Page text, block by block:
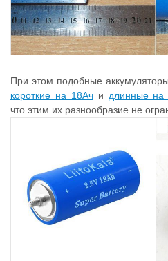
При этом подобные
короткие на 18Ачи длинные на
что этим их разнообразие не